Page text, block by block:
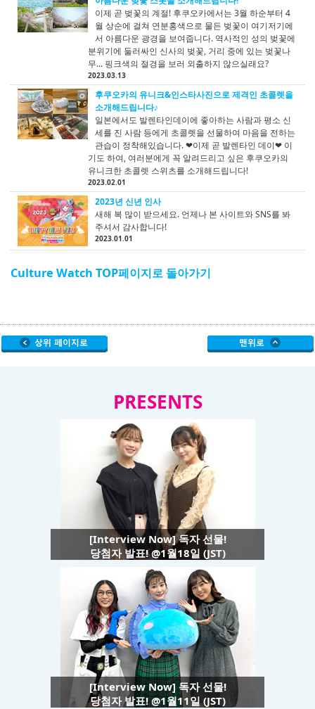
이제 곧 벚꽃의 계절! 후쿠오카에서는 3월 하순부터 4
월 상순에 걸쳐 연분홍색으로 물든 벚꽃이 여기저기에
서 아름다운 광경을 보여줍니다. 역사적인 성의 벚꽃에
분위기에 둘러싸인 신사의 벚꽃, 거리 중에 있는 벚꽃나
무... 핑크색의 절경을 보러 외출하지 않으실래요?
2023.03.13
후쿠오카의 유니크&인스타사진으로 제격인 초콜렛을
소개해드립니다♪
일본에서도 발렌타인데이에 좋아하는 사람과 평소 신
세를 진 사람 등에게 초콜렛을 선물하여 마음을 전하는
관습이 정착해있습니다. ❤이제 곧 발렌타인 데이❤ 이
기도 하여, 여러분에게 꼭 알려드리고 싶은 후쿠오카의
유니크한 초콜렛 스위츠를 소개해드립니다!
2023.02.01
2023년 신년 인사
새해 복 많이 받으세요. 언제나 본 사이트와 SNS를 봐
주셔서 감사합니다!
2023.01.01
Culture Watch TOP페이지로 돌아가기
PRESENTS
[Interview Now] 독자 선물!
당첨자 발표! @1월18일 (JST)
[Interview Now] 독자 선물!
당첨자 발표! @1월11일 (JST)